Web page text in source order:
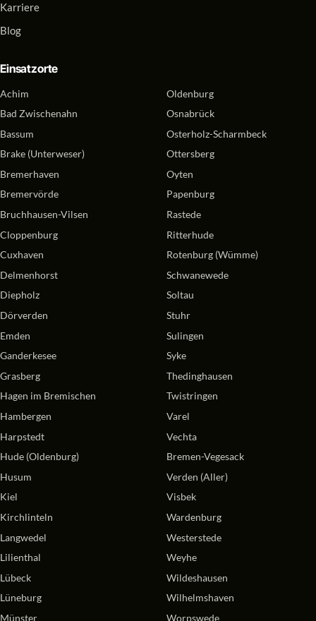
Karriere
Blog
Einsatzorte
Achim
Bad Zwischenahn
Bassum
Brake (Unterweser)
Bremerhaven
Bremervörde
Bruchhausen-Vilsen
Cloppenburg
Cuxhaven
Delmenhorst
Diepholz
Dörverden
Emden
Ganderkesee
Grasberg
Hagen im Bremischen
Hambergen
Harpstedt
Hude (Oldenburg)
Husum
Kiel
Kirchlinteln
Langwedel
Lilienthal
Lübeck
Lüneburg
Münster
Oldenburg
Osnabrück
Osterholz-Scharmbeck
Ottersberg
Oyten
Papenburg
Rastede
Ritterhude
Rotenburg (Wümme)
Schwanewede
Soltau
Stuhr
Sulingen
Syke
Thedinghausen
Twistringen
Varel
Vechta
Bremen-Vegesack
Verden (Aller)
Visbek
Wardenburg
Westerstede
Weyhe
Wildeshausen
Wilhelmshaven
Worpswede